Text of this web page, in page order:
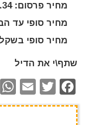
מחיר פרסום: $262.34
מחיר סופי עד הבית:
מחיר סופי בשקלים:
שתף\י את הדיל
F
a
T
w
E
m